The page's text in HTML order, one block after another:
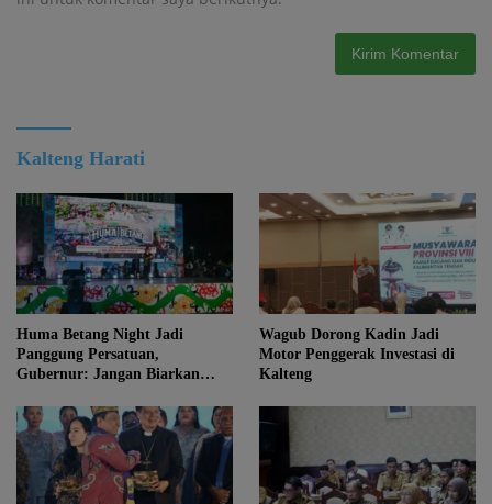
Kalteng Harati
Huma Betang Night Jadi
Panggung Persatuan,
Gubernur: Jangan Biarkan
Kalteng
Wagub Dorong Kadin Jadi
Motor Penggerak Investasi di
Kalteng